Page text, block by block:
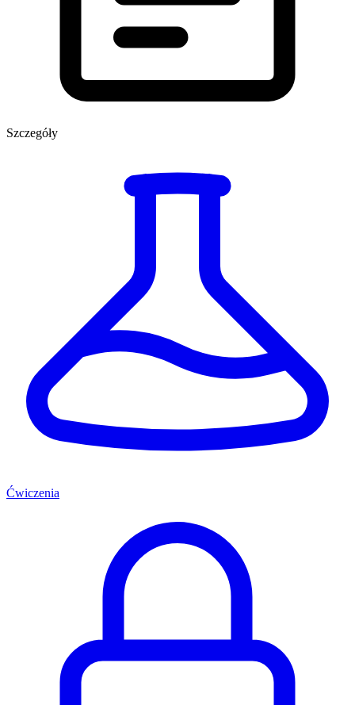
Szczegóły
Ćwiczenia